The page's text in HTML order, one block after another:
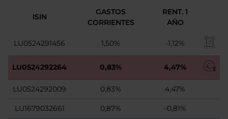
ISIN
GASTOS
CORRIENTES
RENT. 1
AÑO
LU0524291456 1,50% -1,12%
LU0524292264 0,83% 4,47%
LU0524292009 0,83% 4,47%
LU1679032661 0,87% -0,81%